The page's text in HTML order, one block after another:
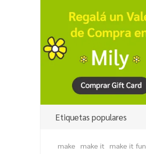
Etiquetas populares
make make it make it fun